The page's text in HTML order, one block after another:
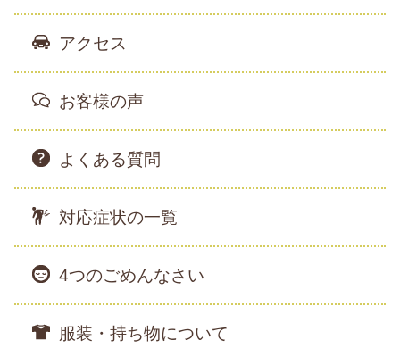
アクセス
お客様の声
よくある質問
対応症状の一覧
4つのごめんなさい
服装・持ち物について